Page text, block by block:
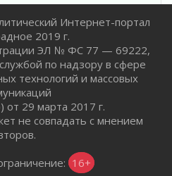
напомнит жителям
о неоплаченных
нашли в Кировском
напомнили, как
Интернет-портал
2019 г.
ЭЛ № ФС 77 — 69222,
по надзору в сфере
технологий и массовых
от 29 марта 2017 г.
не совпадать с мнением
16+